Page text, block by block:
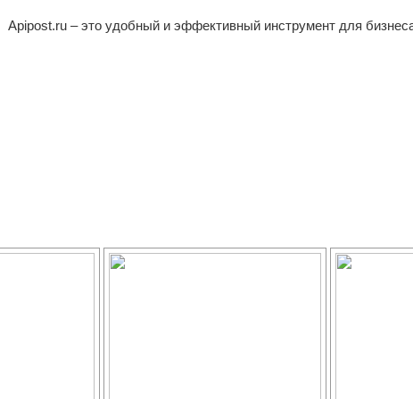
Apipost.ru – это удобный и эффективный инструмент для